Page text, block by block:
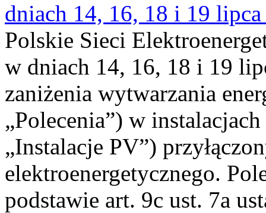
dniach 14, 16, 18 i 19
Polskie Sieci
w dniach 14, 16, 18 i 19
zaniżenia wytwarzania
„Polecenia”) w
„Instalacje PV”)
elektroenergetycznego.
podstawie art. 9c ust. 7a